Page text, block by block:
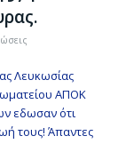
Λευκωσίας
ΑΠΟΚ
εδωσαν ότι
τους! Άπαντες